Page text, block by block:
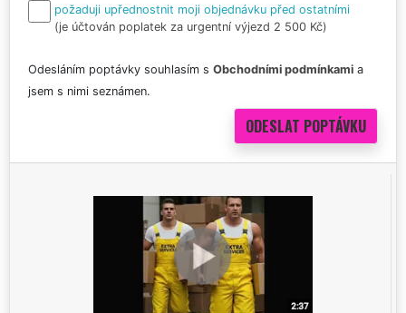
požaduji upřednostnit moji objednávku před ostatními
(je účtován poplatek za urgentní výjezd 2 500 Kč)
Odesláním poptávky souhlasím s Obchodními podmínkami a
jsem s nimi seznámen.